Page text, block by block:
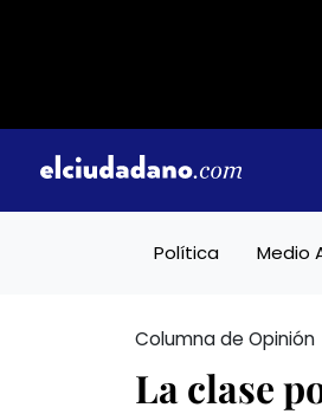
Política Medio
Columna de Opinión
La clase